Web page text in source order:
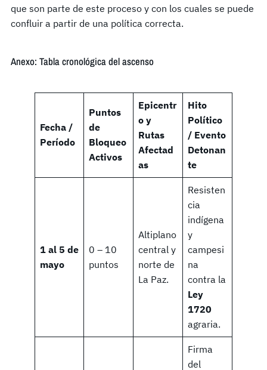
que son parte de este proceso y con los cuales se puede
confluir a partir de una política correcta.
Anexo: Tabla cronológica del ascenso
Fecha /
Período
Puntos
de
Bloqueo
Activos
Epicentr
o y
Rutas
Afectad
as
Hito
Político
/ Evento
Detonan
te
1 al 5 de
mayo
0 – 10
puntos
Altiplano
central y
norte de
La Paz.
Resisten
cia
indígena
y
campesi
na
contra la
Ley
1720
agraria.
Firma
del